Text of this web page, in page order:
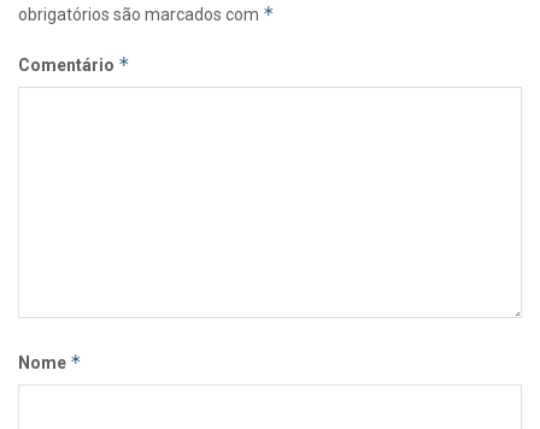
obrigatórios são marcados com *
Comentário *
Nome *